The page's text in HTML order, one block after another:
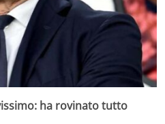
ha rovinato tutto